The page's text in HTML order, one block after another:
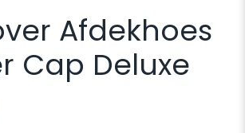
Afdekhoes
Cap Deluxe